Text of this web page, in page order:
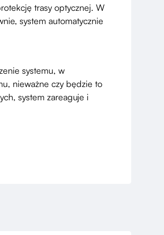
trasy optycznej. W
system automatycznie
systemu, w
nieważne czy będzie to
system zareaguje i